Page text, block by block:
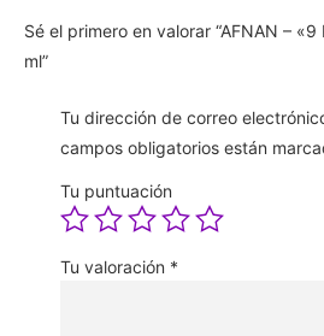
Sé el primero en valorar “AFNAN –
ml”
Tu dirección de correo
campos obligatorios están
Tu puntuación
Tu valoración *